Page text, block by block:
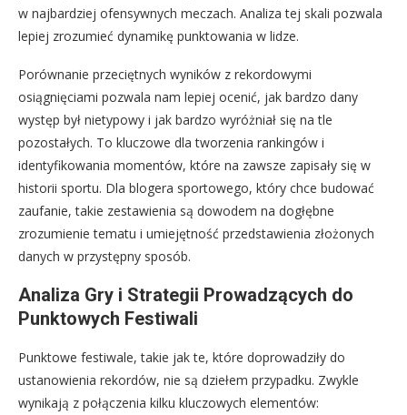
w najbardziej ofensywnych meczach. Analiza tej skali pozwala
lepiej zrozumieć dynamikę punktowania w lidze.
Porównanie przeciętnych wyników z rekordowymi
osiągnięciami pozwala nam lepiej ocenić, jak bardzo dany
występ był nietypowy i jak bardzo wyróżniał się na tle
pozostałych. To kluczowe dla tworzenia rankingów i
identyfikowania momentów, które na zawsze zapisały się w
historii sportu. Dla blogera sportowego, który chce budować
zaufanie, takie zestawienia są dowodem na dogłębne
zrozumienie tematu i umiejętność przedstawienia złożonych
danych w przystępny sposób.
Analiza Gry i Strategii Prowadzących do
Punktowych Festiwali
Punktowe festiwale, takie jak te, które doprowadziły do
ustanowienia rekordów, nie są dziełem przypadku. Zwykle
wynikają z połączenia kilku kluczowych elementów: